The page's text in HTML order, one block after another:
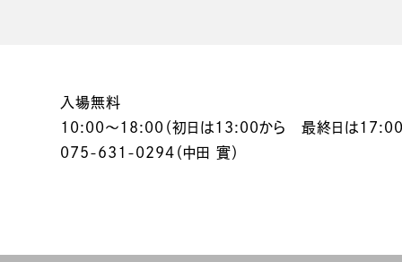
入場無料
10:00～18:00（初日は13:00から 最終日は17:00
075-631-0294（中田 實）